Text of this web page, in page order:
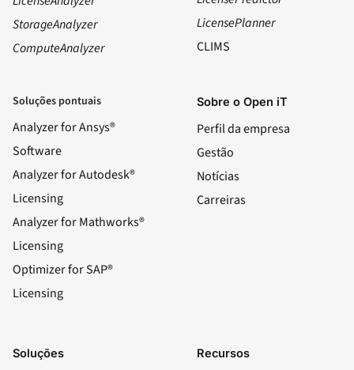
StorageAnalyzer
ComputeAnalyzer
LicensePlanner
CLIMS
Soluções pontuais
Analyzer for Ansys®
Software
Analyzer for Autodesk®
Licensing
Analyzer for Mathworks®
Licensing
Optimizer for SAP®
Licensing
Sobre o Open iT
Perfil da empresa
Gestão
Notícias
Carreiras
Soluções Recursos